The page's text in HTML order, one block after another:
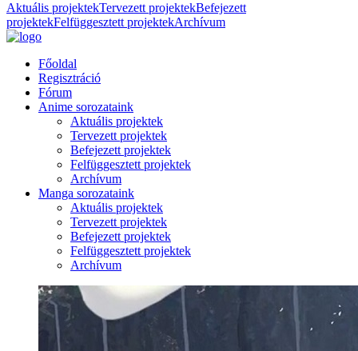
Aktuális projektekTervezett projektekBefejezett
projektekFelfüggesztett projektekArchívum
Főoldal
Regisztráció
Fórum
Anime sorozataink
Aktuális projektek
Tervezett projektek
Befejezett projektek
Felfüggesztett projektek
Archívum
Manga sorozataink
Aktuális projektek
Tervezett projektek
Befejezett projektek
Felfüggesztett projektek
Archívum